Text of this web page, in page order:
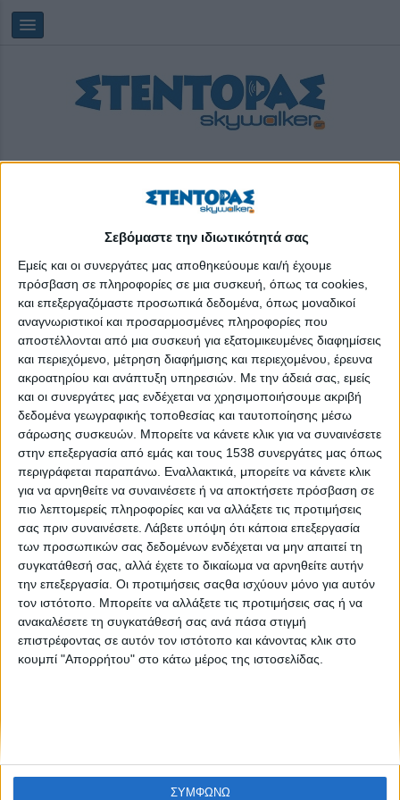
Σεβόμαστε την ιδιωτικότητά σας
Εμείς και οι συνεργάτες μας αποθηκεύουμε και/ή έχουμε
πρόσβαση σε πληροφορίες σε μια συσκευή, όπως τα cookies,
και επεξεργαζόμαστε προσωπικά δεδομένα, όπως μοναδικοί
αναγνωριστικοί και προσαρμοσμένες πληροφορίες που
αποστέλλονται από μια συσκευή για εξατομικευμένες διαφημίσεις
και περιεχόμενο, μέτρηση διαφήμισης και περιεχομένου, έρευνα
ακροατηρίου και ανάπτυξη υπηρεσιών. Με την άδειά σας, εμείς
και οι συνεργάτες μας ενδέχεται να χρησιμοποιήσουμε ακριβή
δεδομένα γεωγραφικής τοποθεσίας και ταυτοποίησης μέσω
σάρωσης συσκευών. Μπορείτε να κάνετε κλικ για να συναινέσετε
στην επεξεργασία από εμάς και τους 1538 συνεργάτες μας όπως
περιγράφεται παραπάνω. Εναλλακτικά, μπορείτε να κάνετε κλικ
για να αρνηθείτε να συναινέσετε ή να αποκτήσετε πρόσβαση σε
πιο λεπτομερείς πληροφορίες και να αλλάξετε τις προτιμήσεις
σας πριν συναινέσετε. Λάβετε υπόψη ότι κάποια επεξεργασία
των προσωπικών σας δεδομένων ενδέχεται να μην απαιτεί τη
συγκατάθεσή σας, αλλά έχετε το δικαίωμα να αρνηθείτε αυτήν
την επεξεργασία. Οι προτιμήσεις σαςθα ισχύουν μόνο για αυτόν
τον ιστότοπο. Μπορείτε να αλλάξετε τις προτιμήσεις σας ή να
ανακαλέσετε τη συγκατάθεσή σας ανά πάσα στιγμή
επιστρέφοντας σε αυτόν τον ιστότοπο και κάνοντας κλικ στο
κουμπί "Απορρήτου" στο κάτω μέρος της ιστοσελίδας.
ΣΥΜΦΩΝΩ
Κυριακή, 09/08/2026 04:10:09
αρχαίο θέατρο
Θεατροπαίγνιον, ένα διαδραστικό παιχνίδι για το αρχαίο
θέατρο
None feed
CONNECT
NEWSLETTER